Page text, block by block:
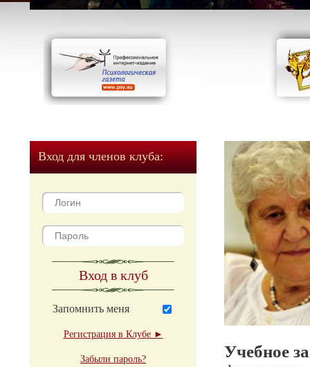
Вход для членов клуба:
Вход в клуб
Запомнить меня
Регистрация в Клубе ►
Забыли пароль?
Учебное